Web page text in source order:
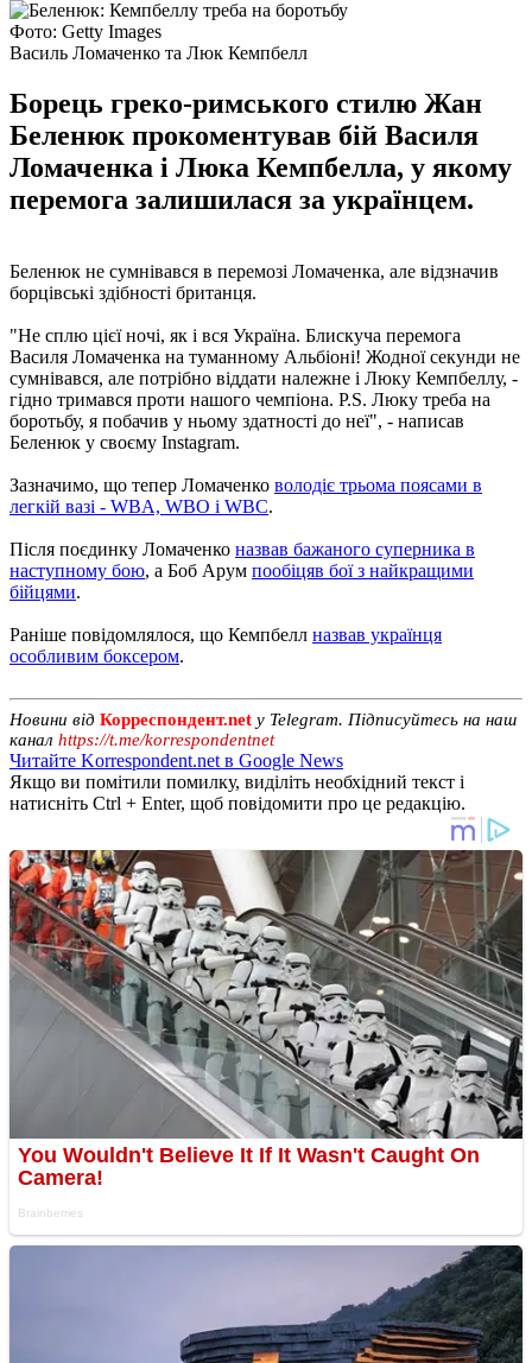
Фото: Getty Images
Василь Ломаченко та Люк Кемпбелл
Борець греко-римського стилю Жан
Беленюк прокоментував бій Василя
Ломаченка і Люка Кемпбелла, у якому
перемога залишилася за українцем.
Беленюк не сумнівався в перемозі Ломаченка, але відзначив
борцівські здібності британця.
"Не сплю цієї ночі, як і вся Україна. Блискуча перемога
Василя Ломаченка на туманному Альбіоні! Жодної секунди не
сумнівався, але потрібно віддати належне і Люку Кемпбеллу, -
гідно тримався проти нашого чемпіона. P.S. Люку треба на
боротьбу, я побачив у ньому здатності до неї", - написав
Беленюк у своєму Instagram.
Зазначимо, що тепер Ломаченко володіє трьома поясами в
легкій вазі - WBA, WBO і WBC.
Після поєдинку Ломаченко назвав бажаного суперника в
наступному бою, а Боб Арум пообіцяв бої з найкращими
бійцями.
Раніше повідомлялося, що Кемпбелл назвав українця
особливим боксером.
Новини від Корреспондент.net у Telegram. Підписуйтесь на наш
канал https://t.me/korrespondentnet
Читайте Korrespondent.net в Google News
Якщо ви помітили помилку, виділіть необхідний текст і
натисніть Ctrl + Enter, щоб повідомити про це редакцію.